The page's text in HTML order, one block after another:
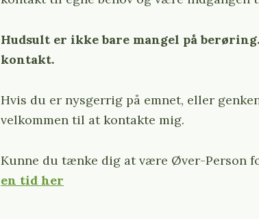
Hudsult er ikke bare mangel på
kontakt.
Hvis du er nysgerrig på emnet, eller
velkommen til at kontakte mig.
Kunne du tænke dig at være Øver-Person
en tid her